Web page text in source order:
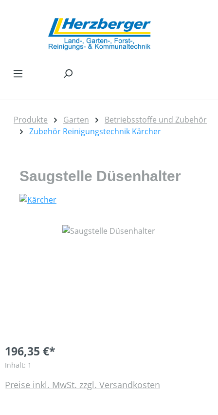
Produkte Garten
Betriebsstoffe und Zubehör
Zubehör Reinigungstechnik Kärcher
Saugstelle Düsenhalter
Bildergalerie überspringen
196,35 €*
Inhalt: 1
Preise inkl. MwSt. zzgl. Versandkosten